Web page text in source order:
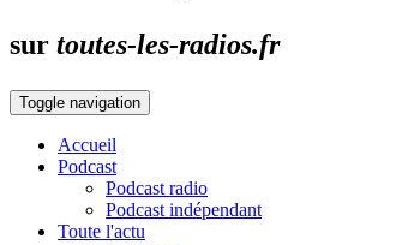
sur toutes-les-radios.fr
Toggle navigation
Accueil
Podcast
Podcast radio
Podcast indépendant
Toute l'actu